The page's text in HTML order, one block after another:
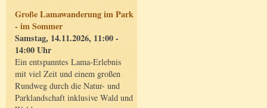
Große Lamawanderung im Park
- im Sommer
Samstag, 14.11.2026, 11:00 -
14:00 Uhr
Ein entspanntes Lama-Erlebnis
mit viel Zeit und einem großen
Rundweg durch die Natur- und
Parklandschaft inklusive Wald und